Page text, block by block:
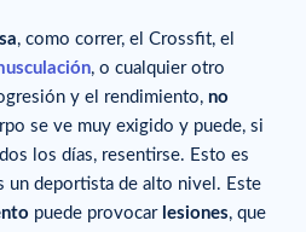
, como correr, el Crossfit, el
, o cualquier otro
y el rendimiento, no
se ve muy exigido y puede, si
los días, resentirse. Esto es
un deportista de alto nivel. Este
puede provocar lesiones, que